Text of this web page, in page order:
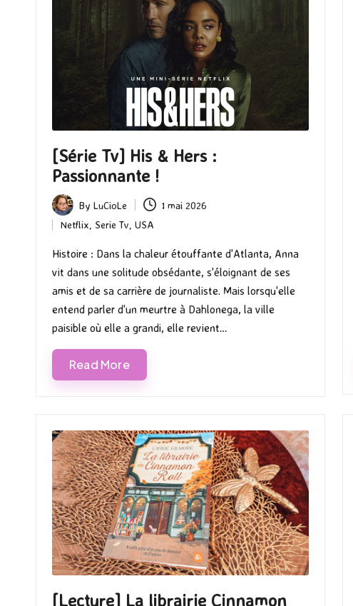
[Série Tv] His & Hers :
Passionnante !
Posted
by
By LuCioLe 1 mai 2026
Posted
in
Netflix Serie Tv USA
Histoire : Dans la chaleur étouffante d'Atlanta, Anna
vit dans une solitude obsédante, s'éloignant de ses
amis et de sa carrière de journaliste. Mais lorsqu'elle
entend parler d'un meurtre à Dahlonega, la ville
paisible où elle a grandi, elle revient…
Read More
[Lecture] La librairie Cinnamon